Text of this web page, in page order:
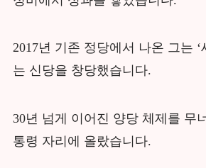
2017년 기존 정당에서 나온 그는 ‘
는 신당을 창당했습니다.
30년 넘게 이어진 양당 체제를 무
통령 자리에 올랐습니다.